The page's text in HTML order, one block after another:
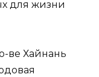
для жизни
ве Хайнань